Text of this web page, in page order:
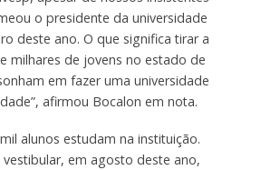
o presidente da universidade
deste ano. O que significa tirar a
milhares de jovens no estado de
em fazer uma universidade
afirmou Bocalon em nota.
alunos estudam na instituição.
em agosto deste ano,